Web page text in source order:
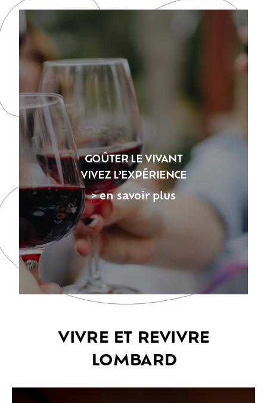
GOÛTER LE VIVANT
VIVEZ L’EXPÉRIENCE
> en savoir plus
VIVRE ET REVIVRE
LOMBARD